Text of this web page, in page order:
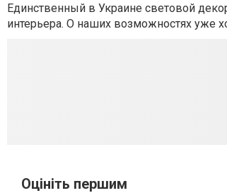
Единственный в Украине световой
интерьера. О наших возможностях уже
Оцініть першим